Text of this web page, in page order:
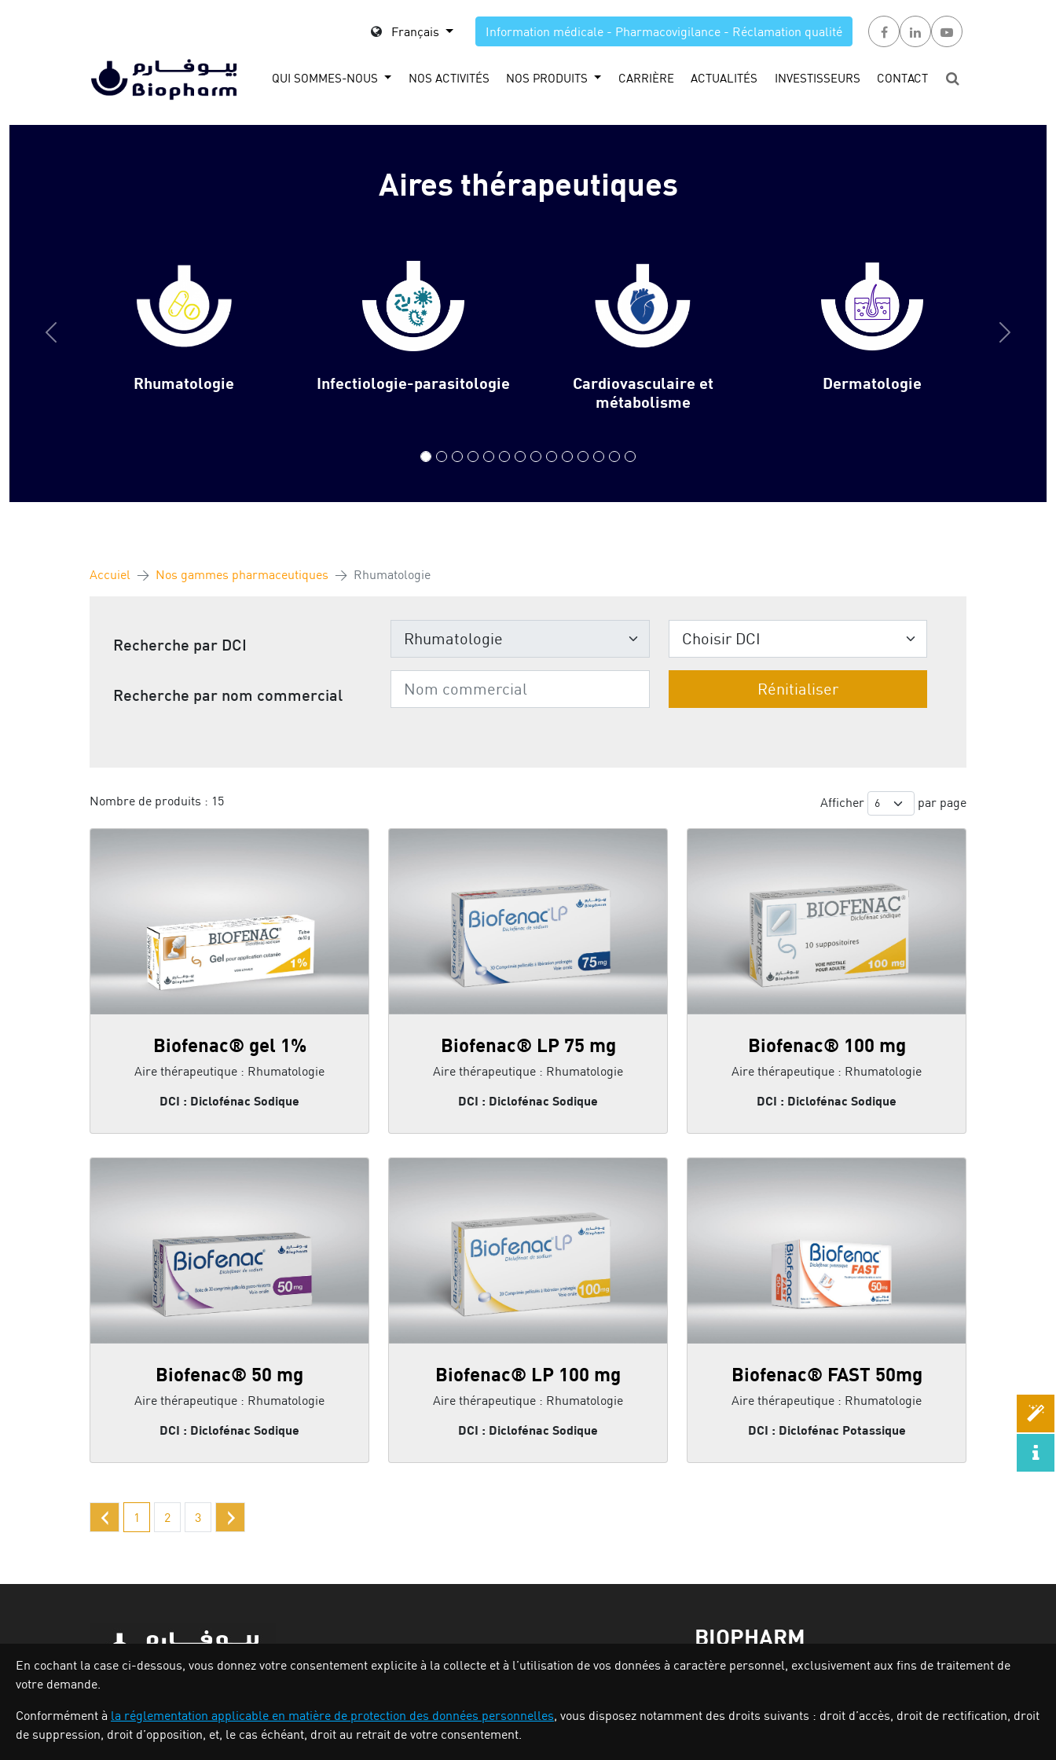
Français Information médicale - Pharmacovigilance - Réclamation qualité
QUI SOMMES-NOUS NOS ACTIVITÉS NOS PRODUITS CARRIÈRE ACTUALITÉS INVESTISSEURS CONTACT
Aires thérapeutiques
Rhumatologie Infectiologie-parasitologie
Cardiovasculaire et
métabolisme
Dermatologie
Accuiel Nos gammes pharmaceutiques Rhumatologie
Recherche par DCI
Recherche par nom commercial
Nombre de produits : 15 Afficher par page
Biofenac® gel 1%
Aire thérapeutique : Rhumatologie
DCI : Diclofénac Sodique
Biofenac® LP 75 mg
Aire thérapeutique : Rhumatologie
DCI : Diclofénac Sodique
Biofenac® 100 mg
Aire thérapeutique : Rhumatologie
DCI : Diclofénac Sodique
Biofenac® 50 mg
Aire thérapeutique : Rhumatologie
DCI : Diclofénac Sodique
Biofenac® LP 100 mg
Aire thérapeutique : Rhumatologie
DCI : Diclofénac Sodique
Biofenac® FAST 50mg
Aire thérapeutique : Rhumatologie
DCI : Diclofénac Potassique
‹ 1 2 3 ›
Zone industrielle Oued Smar,Lot N`62, Voie
n36, Alger.
BIOPHARM
Activités
Investisseurs
En cochant la case ci-dessous, vous donnez votre consentement explicite à la collecte et à l’utilisation de vos données à caractère personnel, exclusivement aux fins de traitement de
votre demande.
Conformément à la réglementation applicable en matière de protection des données personnelles, vous disposez notamment des droits suivants : droit d’accès, droit de rectification, droit
de suppression, droit d’opposition, et, le cas échéant, droit au retrait de votre consentement.